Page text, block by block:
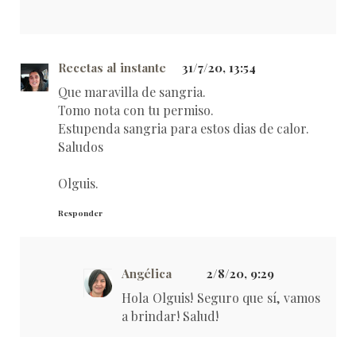
Recetas al instante 31/7/20, 13:54
Que maravilla de sangria.
Tomo nota con tu permiso.
Estupenda sangria para estos dias de calor.
Saludos
Olguis.
Responder
Angélica 2/8/20, 9:29
Hola Olguis! Seguro que sí, vamos
a brindar! Salud!